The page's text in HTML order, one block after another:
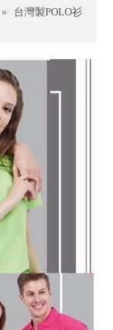
»
台灣製POLO衫